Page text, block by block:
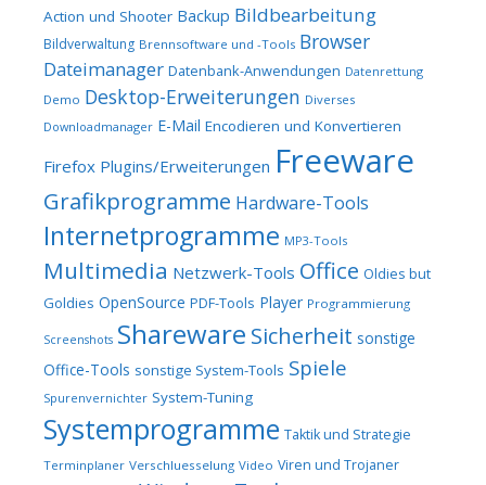
Action und Shooter Backup Bildbearbeitung
Bildverwaltung Brennsoftware und -Tools Browser
Dateimanager Datenbank-Anwendungen Datenrettung
Demo Desktop-Erweiterungen Diverses
Downloadmanager E-Mail Encodieren und Konvertieren
Firefox Plugins/Erweiterungen Freeware
Grafikprogramme Hardware-Tools
Internetprogramme MP3-Tools
Multimedia Netzwerk-Tools Office Oldies but
Goldies OpenSource PDF-Tools Player Programmierung
Screenshots Shareware Sicherheit sonstige
Office-Tools sonstige System-Tools Spiele
Spurenvernichter System-Tuning
Systemprogramme Taktik und Strategie
Terminplaner Verschluesselung Video Viren und Trojaner